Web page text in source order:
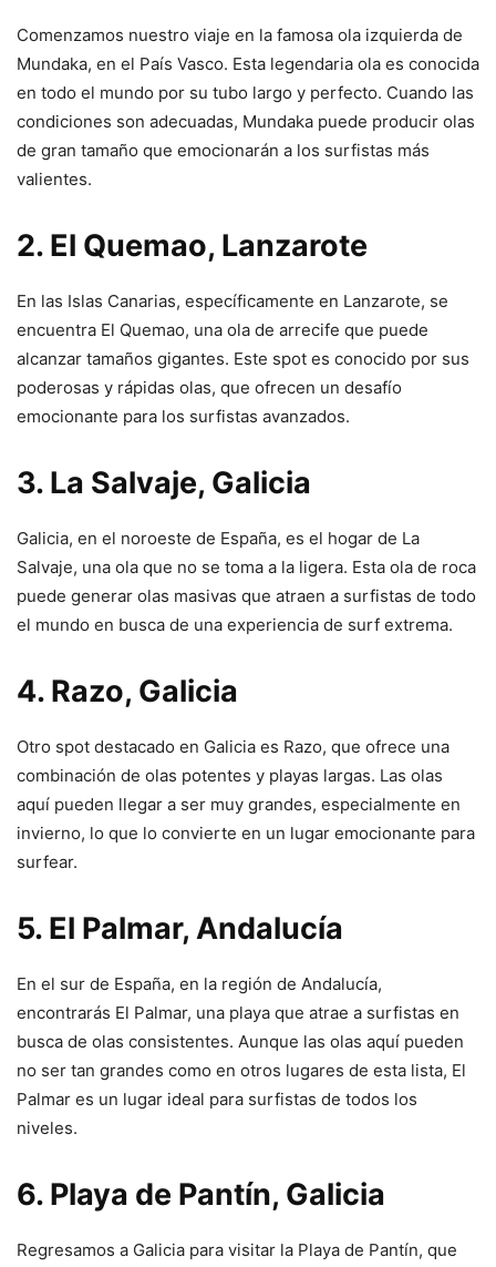
Comenzamos nuestro viaje en la famosa ola izquierda de
Mundaka, en el País Vasco. Esta legendaria ola es conocida
en todo el mundo por su tubo largo y perfecto. Cuando las
condiciones son adecuadas, Mundaka puede producir olas
de gran tamaño que emocionarán a los surfistas más
valientes.
2. El Quemao, Lanzarote
En las Islas Canarias, específicamente en Lanzarote, se
encuentra El Quemao, una ola de arrecife que puede
alcanzar tamaños gigantes. Este spot es conocido por sus
poderosas y rápidas olas, que ofrecen un desafío
emocionante para los surfistas avanzados.
3. La Salvaje, Galicia
Galicia, en el noroeste de España, es el hogar de La
Salvaje, una ola que no se toma a la ligera. Esta ola de roca
puede generar olas masivas que atraen a surfistas de todo
el mundo en busca de una experiencia de surf extrema.
4. Razo, Galicia
Otro spot destacado en Galicia es Razo, que ofrece una
combinación de olas potentes y playas largas. Las olas
aquí pueden llegar a ser muy grandes, especialmente en
invierno, lo que lo convierte en un lugar emocionante para
surfear.
5. El Palmar, Andalucía
En el sur de España, en la región de Andalucía,
encontrarás El Palmar, una playa que atrae a surfistas en
busca de olas consistentes. Aunque las olas aquí pueden
no ser tan grandes como en otros lugares de esta lista, El
Palmar es un lugar ideal para surfistas de todos los
niveles.
6. Playa de Pantín, Galicia
Regresamos a Galicia para visitar la Playa de Pantín, que